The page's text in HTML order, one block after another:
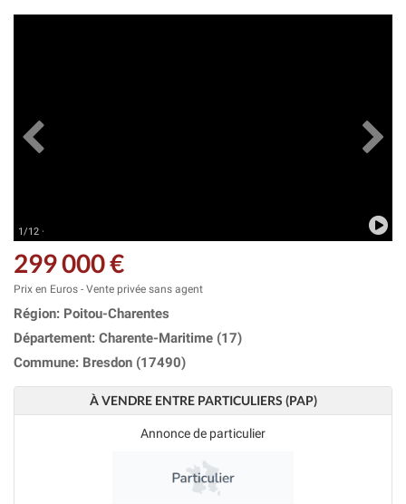
1/12 ·
299 000 €
Prix en Euros - Vente privée sans agent
Région: Poitou-Charentes
Département: Charente-Maritime (17)
Commune: Bresdon (17490)
À VENDRE ENTRE PARTICULIERS (PAP)
Annonce de particulier